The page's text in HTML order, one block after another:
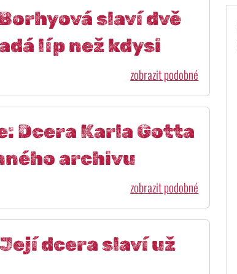
slaví dvě
líp než kdysi
zobrazit podobné
Dcera Karla Gotta
archivu
zobrazit podobné
dcera slaví už